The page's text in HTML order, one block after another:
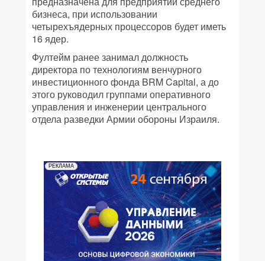
бизнеса, при использовании
четырехъядерных процессоров будет иметь
16 ядер.
Фултейм ранее занимал должность
директора по технологиям венчурного
инвестиционного фонда BRM Capital, а до
этого руководил группами оперативного
управления и инженерии центрального
отдела разведки Армии обороны Израиля.
РЕКЛАМА